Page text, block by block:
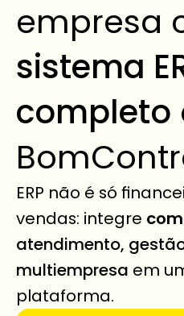
sistema
completo
ERP não é só
vendas: integre
atendimento,
multiempresa em
plataforma.